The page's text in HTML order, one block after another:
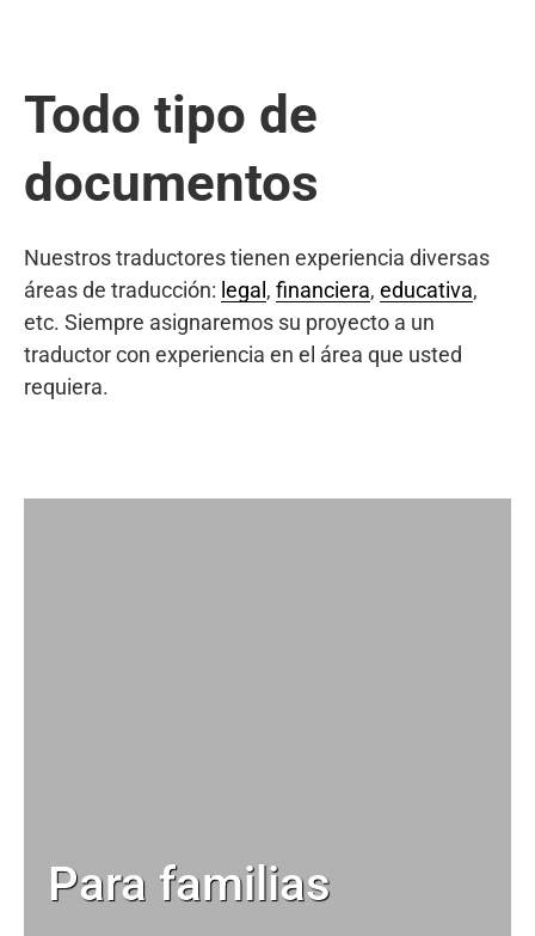
Todo tipo de
documentos
Nuestros traductores tienen experiencia diversas
áreas de traducción: legal , financiera, educativa,
etc. Siempre asignaremos su proyecto a un
traductor con experiencia en el área que usted
requiera.
Para familias